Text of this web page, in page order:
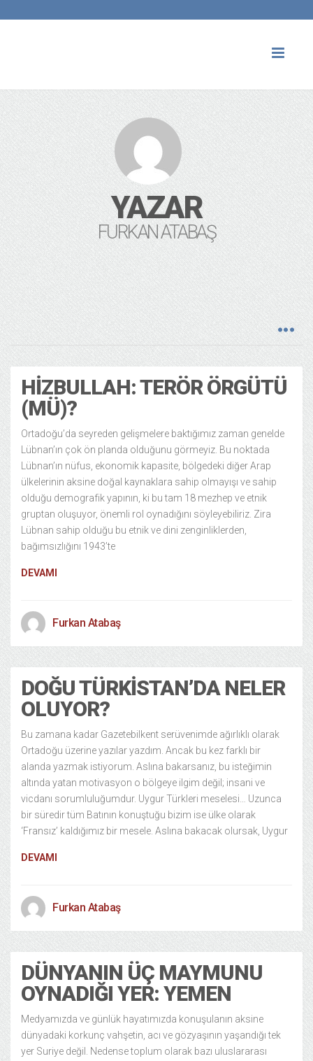
YAZAR
FURKAN ATABAŞ
HIZBULLAH: TERÖR ÖRGÜTÜ
(MÜ)?
Ortadoğu’da seyreden gelişmelere baktığımız zaman genelde
Lübnan’ın çok ön planda olduğunu görmeyiz. Bu noktada
Lübnan’ın nüfus, ekonomik kapasite, bölgedeki diğer Arap
ülkelerinin aksine doğal kaynaklara sahip olmayışı ve sahip
olduğu demografik yapının, ki bu tam 18 mezhep ve etnik
gruptan oluşuyor, önemli rol oynadığını söyleyebiliriz. Zira
Lübnan sahip olduğu bu etnik ve dini zenginliklerden,
bağımsızlığını 1943’te
DEVAMI
Furkan Atabaş
DOĞU TÜRKISTAN’DA NELER
OLUYOR?
Bu zamana kadar Gazetebilkent serüvenimde ağırlıklı olarak
Ortadoğu üzerine yazılar yazdım. Ancak bu kez farklı bir
alanda yazmak istiyorum. Aslına bakarsanız, bu isteğimin
altında yatan motivasyon o bölgeye ilgim değil; insani ve
vicdanı sorumluluğumdur. Uygur Türkleri meselesi… Uzunca
bir süredir tüm Batının konuştuğu bizim ise ülke olarak
‘Fransız’ kaldığımız bir mesele. Aslına bakacak olursak, Uygur
DEVAMI
Furkan Atabaş
DÜNYANIN ÜÇ MAYMUNU
OYNADIĞI YER: YEMEN
Medyamızda ve günlük hayatımızda konuşulanın aksine
dünyadaki korkunç vahşetin, acı ve gözyaşının yaşandığı tek
yer Suriye değil. Nedense toplum olarak bazı uluslararası